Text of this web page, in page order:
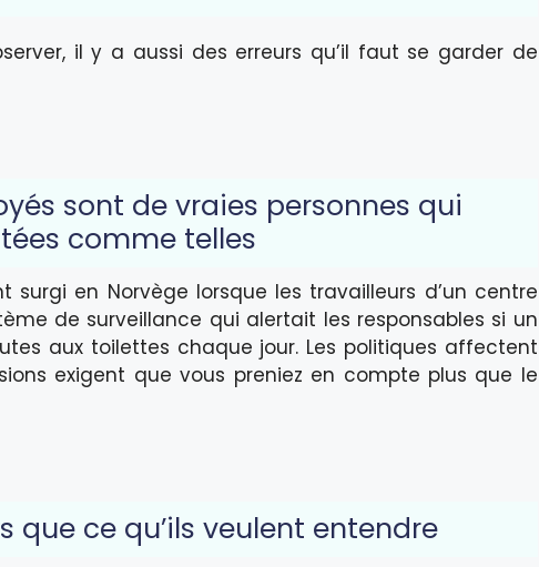
il y a aussi des erreurs qu’il faut se garder de
sont de vraies personnes qui
comme telles
surgi en Norvège lorsque les travailleurs d’un centre
de surveillance qui alertait les responsables si un
aux toilettes chaque jour. Les politiques affectent
exigent que vous preniez en compte plus que le
que ce qu’ils veulent entendre